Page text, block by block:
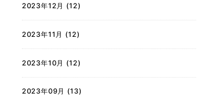
2023年12月 (12)
2023年11月 (12)
2023年10月 (12)
2023年09月 (13)